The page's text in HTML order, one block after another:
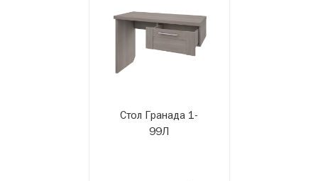
Стол Гранада 1-
99Л